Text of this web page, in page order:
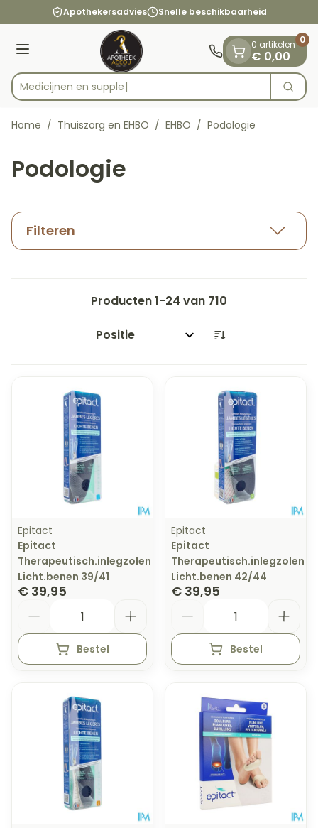
Ga naar de inhoudApothekersadvies Snelle beschikbaarheid
Menu
Product, merk, categorie... Zoek
0 artikelen
€ 0,00
0
Home / Thuiszorg en EHBO / EHBO / Podologie
Podologie
Filteren
Producten1-24 van 710
Sorteer op:
Epitact
Epitact
Therapeutisch.inlegzolen
Licht.benen 39/41
€ 39,95
Bestel
Epitact
Epitact
Therapeutisch.inlegzolen
Licht.benen 42/44
€ 39,95
Bestel